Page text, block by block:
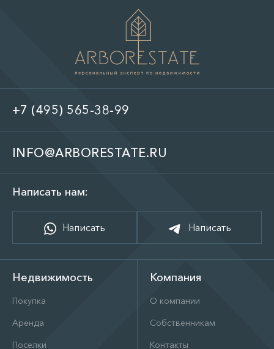
+7 (495) 565-38-99
INFO@ARBORESTATE.RU
Написать нам:
Написать Написать
Недвижимость
Покупка
Аренда
Поселки
Компания
О компании
Собственникам
Контакты